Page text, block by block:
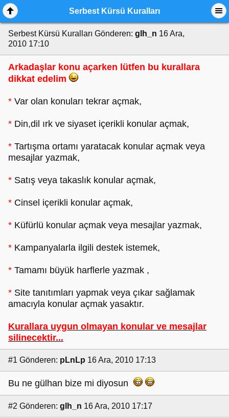
Serbest Kürsü Kuralları
Serbest Kürsü Kuralları Gönderen: glh_n 16 Ara,
2010 17:10
Arkadaşlar konu açarken lütfen bu kurallara
dikkat edelim
* Var olan konuları tekrar açmak,
* Din,dil ırk ve siyaset içerikli konular açmak,
* Tartışma ortamı yaratacak konular açmak veya
mesajlar yazmak,
* Satış veya takaslık konular açmak,
* Cinsel içerikli konular açmak,
* Küfürlü konular açmak veya mesajlar yazmak,
* Kampanyalarla ilgili destek istemek,
* Tamamı büyük harflerle yazmak ,
* Site tanıtımları yapmak veya çıkar sağlamak
amacıyla konular açmak yasaktır.
Kurallara uygun olmayan konular ve mesajlar
silinecektir...
#1 Gönderen: pLnLp 16 Ara, 2010 17:13
Bu ne gülhan bize mi diyosun
#2 Gönderen: glh_n 16 Ara, 2010 17:17